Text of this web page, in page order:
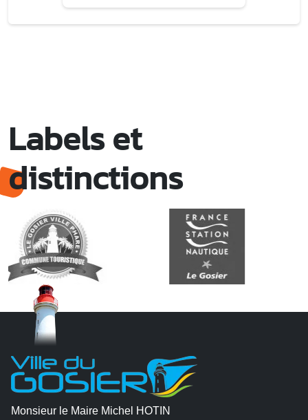
Labels et
distinctions
Monsieur le Maire Michel HOTIN